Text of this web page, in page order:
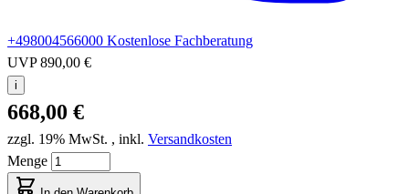
+498004566000 Kostenlose Fachberatung
UVP890,00 €
i
668,00 €
zzgl. 19% MwSt. , inkl. Versandkosten
Menge